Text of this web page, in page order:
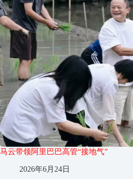
马云带领阿里巴巴高管“接地气”
2026年6月24日